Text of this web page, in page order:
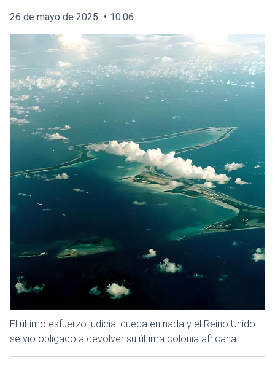
26 de mayo de 2025 10:06
El último esfuerzo judicial queda en nada y el Reino Unido
se vio obligado a devolver su última colonia africana.